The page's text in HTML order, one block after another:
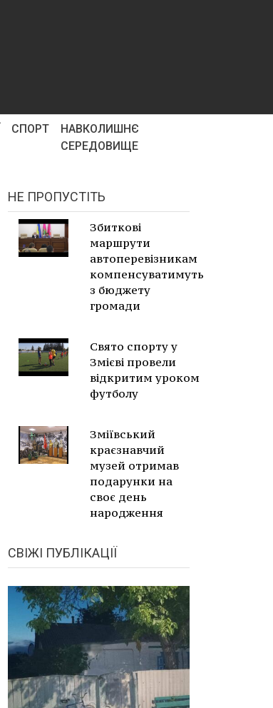
СПОРТ
НАВКОЛИШНЄ
СЕРЕДОВИЩЕ
НЕ ПРОПУСТІТЬ
Збиткові
маршрути
автоперевізникам
компенсуватимуть
з бюджету
громади
Свято спорту у
Змієві провели
відкритим уроком
футболу
Зміївський
краєзнавчий
музей отримав
подарунки на
своє день
народження
СВІЖІ ПУБЛІКАЦІЇ